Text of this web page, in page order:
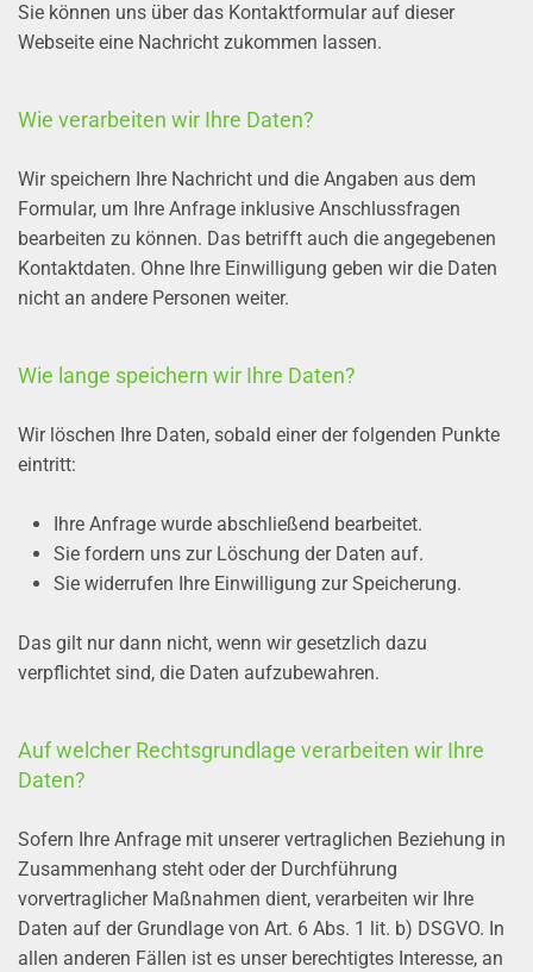
Sie können uns über das Kontaktformular auf dieser
Webseite eine Nachricht zukommen lassen.
Wie verarbeiten wir Ihre Daten?
Wir speichern Ihre Nachricht und die Angaben aus dem
Formular, um Ihre Anfrage inklusive Anschlussfragen
bearbeiten zu können. Das betrifft auch die angegebenen
Kontaktdaten. Ohne Ihre Einwilligung geben wir die Daten
nicht an andere Personen weiter.
Wie lange speichern wir Ihre Daten?
Wir löschen Ihre Daten, sobald einer der folgenden Punkte
eintritt:
Ihre Anfrage wurde abschließend bearbeitet.
Sie fordern uns zur Löschung der Daten auf.
Sie widerrufen Ihre Einwilligung zur Speicherung.
Das gilt nur dann nicht, wenn wir gesetzlich dazu
verpflichtet sind, die Daten aufzubewahren.
Auf welcher Rechtsgrundlage verarbeiten wir Ihre
Daten?
Sofern Ihre Anfrage mit unserer vertraglichen Beziehung in
Zusammenhang steht oder der Durchführung
vorvertraglicher Maßnahmen dient, verarbeiten wir Ihre
Daten auf der Grundlage von Art. 6 Abs. 1 lit. b) DSGVO. In
allen anderen Fällen ist es unser berechtigtes Interesse, an